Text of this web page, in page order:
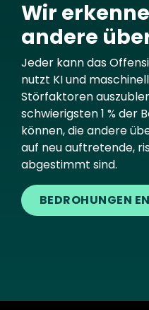
Wir
andere
Jeder kann das
nutzt KI und
Störfaktoren
schwierigsten 1 % der
können, die andere
auf neu auftretende,
abgestimmt sind.
BEDROHUNGEN